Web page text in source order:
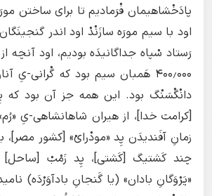
پادَخْشاهیمان فْرَمادیم تا برای ساختن
اود با سیم مورَه سازَنْدْ اود اندر
رَستاد سْپاه جداگانیدَه بودیم، اود آنچه
دانْگْسَنْگ بود. این همه جز آن بود که
[کرامت خدا]، از هیران شاهانشاهی-یِ
زمانِ آفَندیدَن پِد «مودْرایْ» [کشور مصر]،
چند کَشتیگ [کَشتی]، پِد زَمْبْ [ساحل]